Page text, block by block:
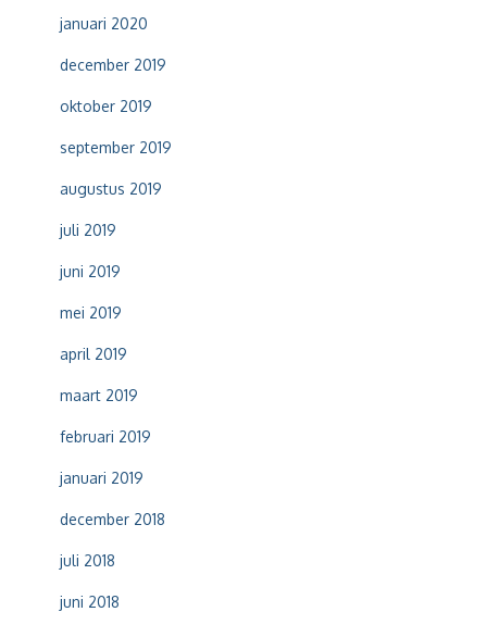
januari 2020
december 2019
oktober 2019
september 2019
augustus 2019
juli 2019
juni 2019
mei 2019
april 2019
maart 2019
februari 2019
januari 2019
december 2018
juli 2018
juni 2018